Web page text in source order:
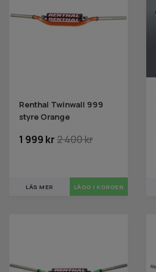
Renthal Twinwall 999
styre Orange
1 999 kr2 400 kr
LÄS MER